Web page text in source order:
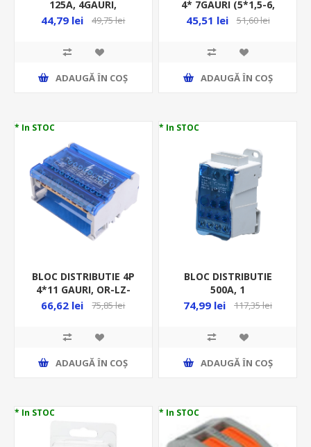
125A, 4GAURI,
2X35MMP/ 2X25MMP,
44,79 lei 49,75 lei
ADAUGĂ ȊN COŞ
4* 7GAURI (5*1,5-6,
2*6-16) OR-LZ-8202/7
45,51 lei 51,60 lei
ADAUGĂ ȊN COŞ
* In STOC
BLOC DISTRIBUTIE 4P
4*11 GAURI, OR-LZ-
8202/11
66,62 lei 75,85 lei
ADAUGĂ ȊN COŞ
* In STOC
BLOC DISTRIBUTIE
500A, 1
INTRARE(8x24x1), 11
74,99 lei 117,35 lei
ADAUGĂ ȊN COŞ
* In STOC * In STOC